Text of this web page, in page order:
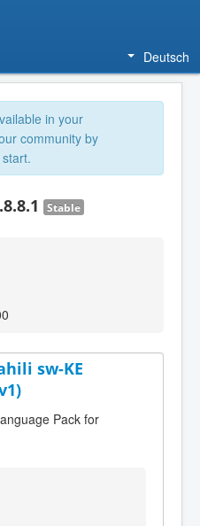
Deutsch
in your
community by
Stable
sw-KE
Pack for